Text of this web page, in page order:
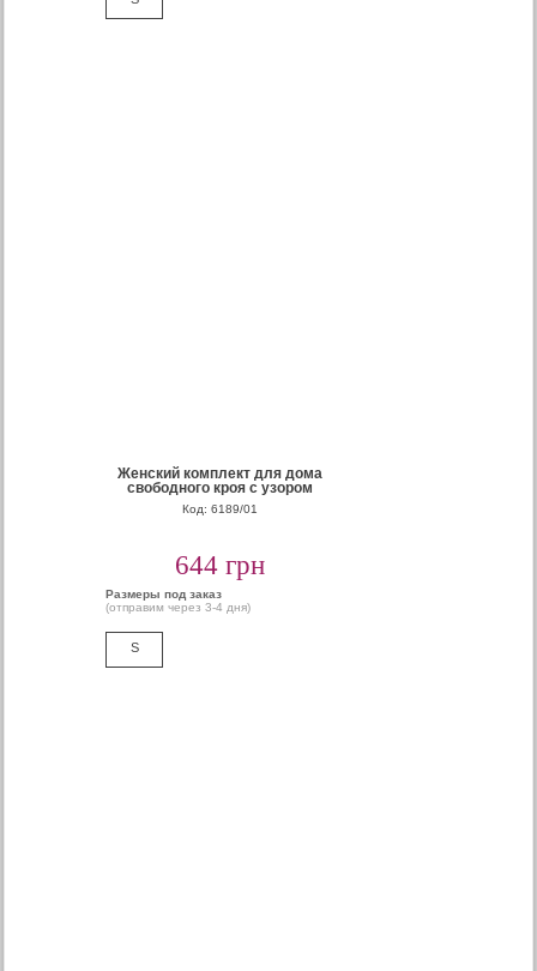
Женский комплект для дома
свободного кроя с узором
Код: 6189/01
644 грн
Размеры под заказ
(отправим через 3-4 дня)
S